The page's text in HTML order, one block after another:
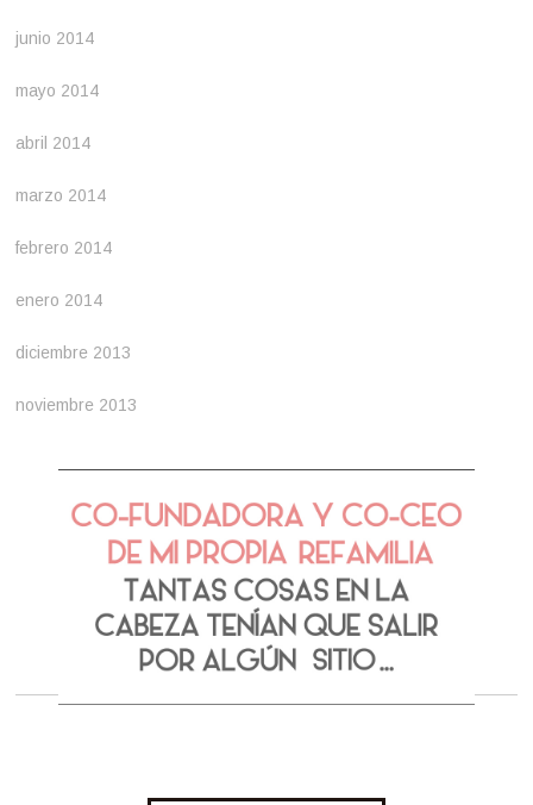
junio 2014
mayo 2014
abril 2014
marzo 2014
febrero 2014
enero 2014
diciembre 2013
noviembre 2013